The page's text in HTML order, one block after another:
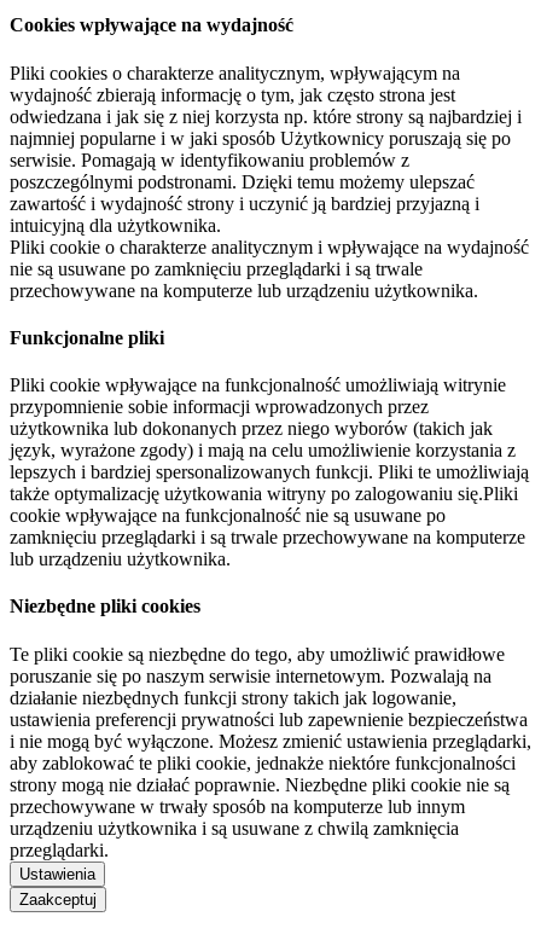
Cookies wpływające na wydajność
Pliki cookies o charakterze analitycznym, wpływającym na
wydajność zbierają informację o tym, jak często strona jest
odwiedzana i jak się z niej korzysta np. które strony są najbardziej i
najmniej popularne i w jaki sposób Użytkownicy poruszają się po
serwisie. Pomagają w identyfikowaniu problemów z
poszczególnymi podstronami. Dzięki temu możemy ulepszać
zawartość i wydajność strony i uczynić ją bardziej przyjazną i
intuicyjną dla użytkownika.
Pliki cookie o charakterze analitycznym i wpływające na wydajność
nie są usuwane po zamknięciu przeglądarki i są trwale
przechowywane na komputerze lub urządzeniu użytkownika.
Funkcjonalne pliki
Pliki cookie wpływające na funkcjonalność umożliwiają witrynie
przypomnienie sobie informacji wprowadzonych przez
użytkownika lub dokonanych przez niego wyborów (takich jak
język, wyrażone zgody) i mają na celu umożliwienie korzystania z
lepszych i bardziej spersonalizowanych funkcji. Pliki te umożliwiają
także optymalizację użytkowania witryny po zalogowaniu się.Pliki
cookie wpływające na funkcjonalność nie są usuwane po
zamknięciu przeglądarki i są trwale przechowywane na komputerze
lub urządzeniu użytkownika.
Niezbędne pliki cookies
Te pliki cookie są niezbędne do tego, aby umożliwić prawidłowe
poruszanie się po naszym serwisie internetowym. Pozwalają na
działanie niezbędnych funkcji strony takich jak logowanie,
ustawienia preferencji prywatności lub zapewnienie bezpieczeństwa
i nie mogą być wyłączone. Możesz zmienić ustawienia przeglądarki,
aby zablokować te pliki cookie, jednakże niektóre funkcjonalności
strony mogą nie działać poprawnie. Niezbędne pliki cookie nie są
przechowywane w trwały sposób na komputerze lub innym
urządzeniu użytkownika i są usuwane z chwilą zamknięcia
przeglądarki.
Ustawienia
Zaakceptuj